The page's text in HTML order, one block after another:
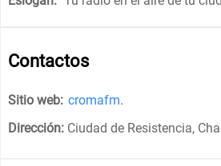
Contactos
Sitio web: cromafm.
Dirección: Ciudad de Resistencia,